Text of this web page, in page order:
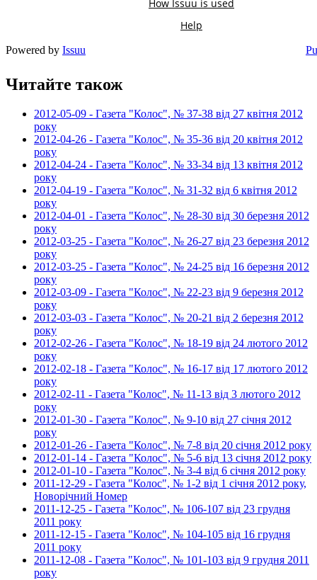
Powered by Issuu
Читайте також
2012-05-09 - Газета "Колос", № 37-38 від 27 квітня 2012
року
2012-04-26 - Газета "Колос", № 35-36 від 20 квітня 2012
року
2012-04-24 - Газета "Колос", № 33-34 від 13 квітня 2012
року
2012-04-19 - Газета "Колос", № 31-32 від 6 квітня 2012
року
2012-04-01 - Газета "Колос", № 28-30 від 30 березня 2012
року
2012-03-25 - Газета "Колос", № 26-27 від 23 березня 2012
року
2012-03-25 - Газета "Колос", № 24-25 від 16 березня 2012
року
2012-03-09 - Газета "Колос", № 22-23 від 9 березня 2012
року
2012-03-03 - Газета "Колос", № 20-21 від 2 березня 2012
року
2012-02-26 - Газета "Колос", № 18-19 від 24 лютого 2012
року
2012-02-18 - Газета "Колос", № 16-17 від 17 лютого 2012
року
2012-02-11 - Газета "Колос", № 11-13 від 3 лютого 2012
року
2012-01-30 - Газета "Колос", № 9-10 від 27 січня 2012
року
2012-01-26 - Газета "Колос", № 7-8 від 20 січня 2012 року
2012-01-14 - Газета "Колос", № 5-6 від 13 січня 2012 року
2012-01-10 - Газета "Колос", № 3-4 від 6 січня 2012 року
2011-12-29 - Газета "Колос", № 1-2 від 1 січня 2012 року,
Новорічний Номер
2011-12-25 - Газета "Колос", № 106-107 від 23 грудня
2011 року
2011-12-15 - Газета "Колос", № 104-105 від 16 грудня
2011 року
2011-12-08 - Газета "Колос", № 101-103 від 9 грудня 2011
року